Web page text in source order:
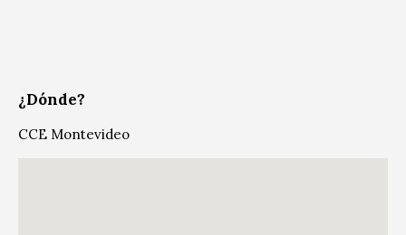
¿Dónde?
CCE Montevideo